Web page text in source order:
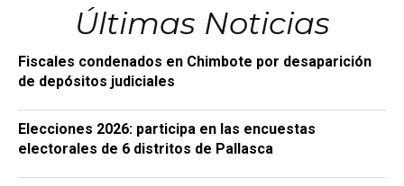
Últimas Noticias
Fiscales condenados en Chimbote por desaparición
de depósitos judiciales
Elecciones 2026: participa en las encuestas
electorales de 6 distritos de Pallasca